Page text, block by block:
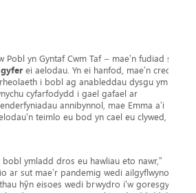
yn Gyntaf Cwm Taf – mae’n fudiad sy’n
ei aelodau. Yn ei hanfod, mae’n credu
i bobl ag anableddau dysgu ym
cyfarfodydd i gael gafael ar
annibynnol, mae Emma a’i
teimlo eu bod yn cael eu clywed, eu
bobl ymladd dros eu hawliau eto nawr,”
ar sut mae’r pandemig wedi ailgyflwyno
hŷn eisoes wedi brwydro i’w goresgyn.